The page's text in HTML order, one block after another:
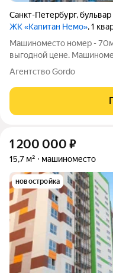
Санкт-Петербург,
ЖК «Капитан Немо», 1
Машиноместо номер -
выгодной цене.
инвестиций! Получите
ипотеки на приобретение
Агентство Gordo
1 200 000 ₽
15,7 м² машиноместо
новостройка